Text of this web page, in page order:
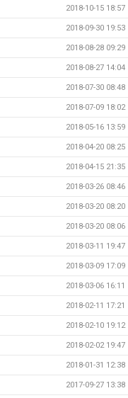
2018-10-15 18:57
2018-09-30 19:53
2018-08-28 09:29
2018-08-27 14:04
2018-07-30 08:48
2018-07-09 18:02
2018-05-16 13:59
2018-04-20 08:25
2018-04-15 21:35
2018-03-26 08:46
2018-03-20 08:20
2018-03-20 08:06
2018-03-11 19:47
2018-03-09 17:09
2018-03-06 16:11
2018-02-11 17:21
2018-02-10 19:12
2018-02-02 19:47
2018-01-31 12:38
2017-09-27 13:38